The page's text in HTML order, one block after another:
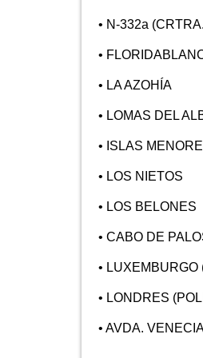
• N-332a
•
• LA AZOHÍA
• LOMAS DEL
• ISLAS
• LOS NIETOS
• LOS BELONES
• CABO DE
•
• LONDRES
• AVDA.